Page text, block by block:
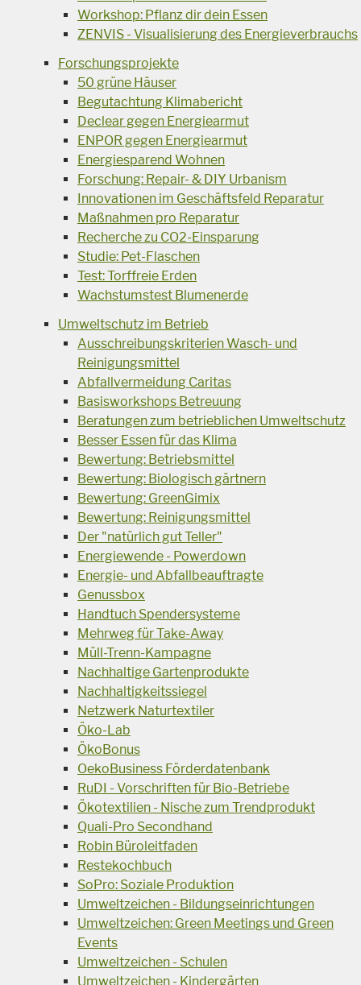
Workshop: Pflanz dir dein Essen
ZENVIS - Visualisierung des Energieverbrauchs
Forschungsprojekte
50 grüne Häuser
Begutachtung Klimabericht
Declear gegen Energiearmut
ENPOR gegen Energiearmut
Energiesparend Wohnen
Forschung: Repair- & DIY Urbanism
Innovationen im Geschäftsfeld Reparatur
Maßnahmen pro Reparatur
Recherche zu CO2-Einsparung
Studie: Pet-Flaschen
Test: Torffreie Erden
Wachstumstest Blumenerde
Umweltschutz im Betrieb
Ausschreibungskriterien Wasch- und
Reinigungsmittel
Abfallvermeidung Caritas
Basisworkshops Betreuung
Beratungen zum betrieblichen Umweltschutz
Besser Essen für das Klima
Bewertung: Betriebsmittel
Bewertung: Biologisch gärtnern
Bewertung: GreenGimix
Bewertung: Reinigungsmittel
Der "natürlich gut Teller"
Energiewende - Powerdown
Energie- und Abfallbeauftragte
Genussbox
Handtuch Spendersysteme
Mehrweg für Take-Away
Müll-Trenn-Kampagne
Nachhaltige Gartenprodukte
Nachhaltigkeitssiegel
Netzwerk Naturtextiler
Öko-Lab
ÖkoBonus
OekoBusiness Förderdatenbank
RuDI - Vorschriften für Bio-Betriebe
Ökotextilien - Nische zum Trendprodukt
Quali-Pro Secondhand
Robin Büroleitfaden
Restekochbuch
SoPro: Soziale Produktion
Umweltzeichen - Bildungseinrichtungen
Umweltzeichen: Green Meetings und Green
Events
Umweltzeichen - Schulen
Umweltzeichen - Kindergärten